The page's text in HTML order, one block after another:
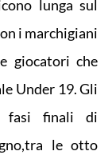
lunga sul
i marchigiani
giocatori che
Under 19. Gli
fasi finali di
le otto